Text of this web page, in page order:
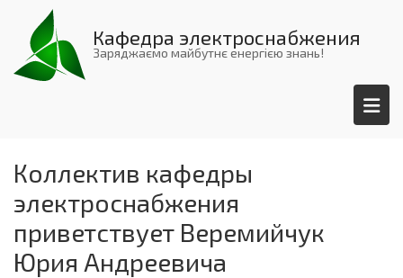
Перейти
основному
содержанию
Кафедра электроснабжения
Заряджаємо майбутнє енергією знань!
Коллектив кафедры
электроснабжения
приветствует Веремийчук
Юрия Андреевича